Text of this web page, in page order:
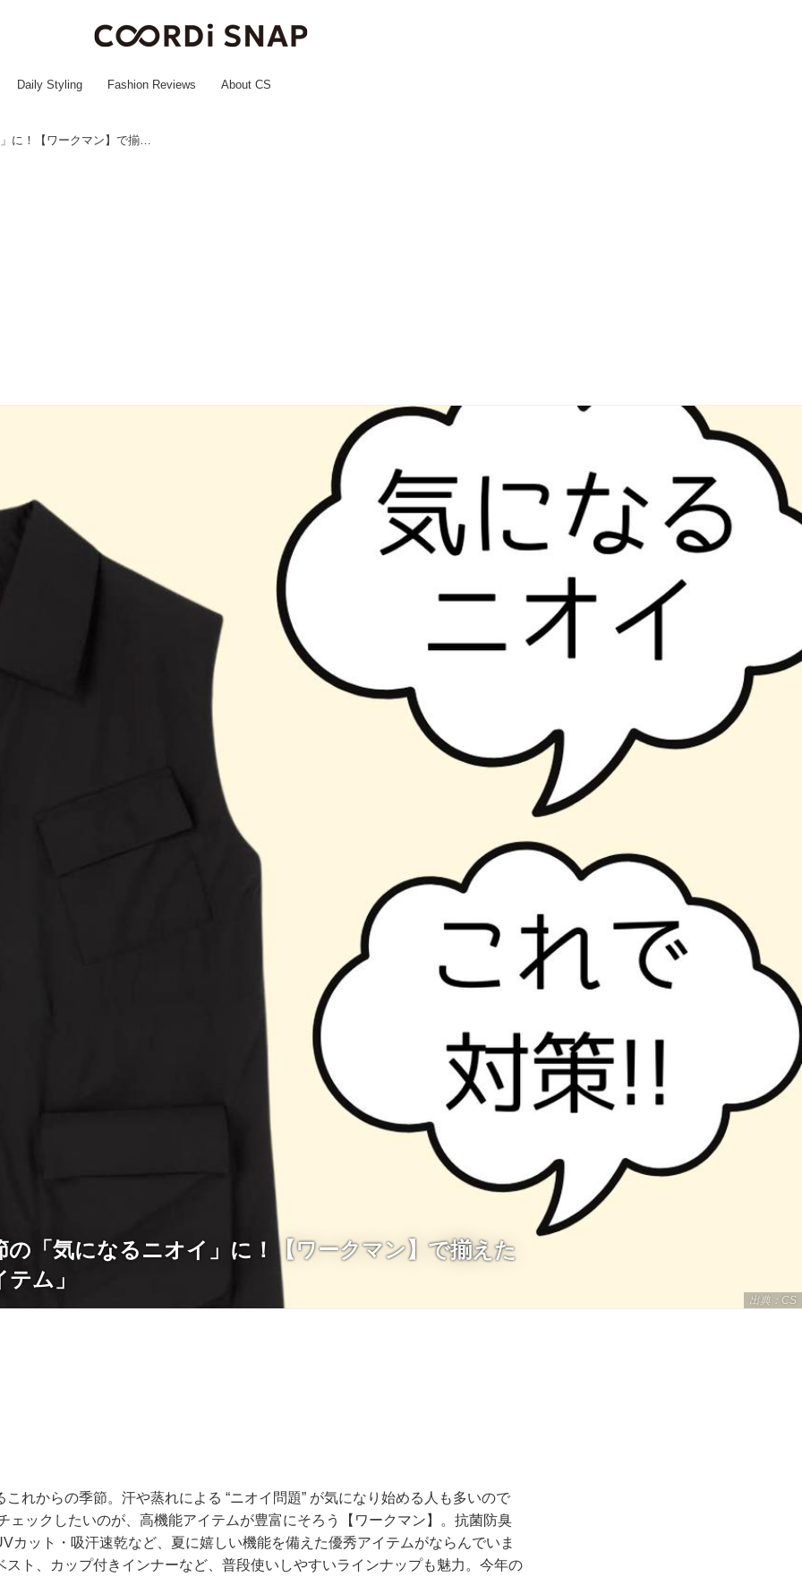
Daily Styling Fashion Reviews About CS
蒸し暑い季節の「気になるニオイ」に！【ワークマン】で揃えたい「抗菌アイテム」
出典：CS
の「気になるニオイ」に！【ワークマン】で揃えた
ム」
これからの季節。汗や蒸れによる “ニオイ問題” が気になり始める人も多いので
ェックしたいのが、高機能アイテムが豊富にそろう【ワークマン】。抗菌防臭
カット・吸汗速乾など、夏に嬉しい機能を備えた優秀アイテムがならんでいま
スト、カップ付きインナーなど、普段使いしやすいラインナップも魅力。今年の